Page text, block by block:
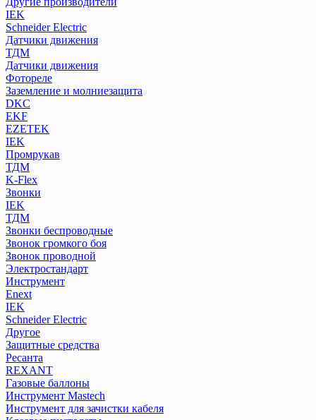
IEK
Schneider Electric
Датчики движения
ТДМ
Датчики движения
Фотореле
Заземление и молниезащита
DKC
EKF
EZETEK
IEK
Промрукав
ТДМ
K-Flex
Звонки
IEK
ТДМ
Звонки беспроводные
Звонок громкого боя
Звонок проводной
Электростандарт
Инструмент
Enext
IEK
Schneider Electric
Другое
Защитные средства
Ресанта
REXANT
Газовые баллоны
Инструмент Mastech
Инструмент для зачистки кабеля